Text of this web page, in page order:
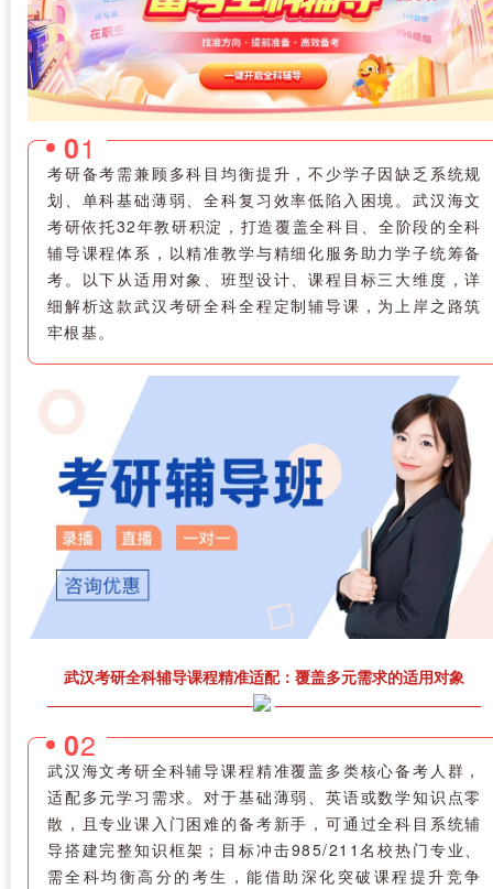
01
考研备考需兼顾多科目均衡提升，不少学子因缺乏系统规
划、单科基础薄弱、全科复习效率低陷入困境。武汉海文
考研依托32年教研积淀，打造覆盖全科目、全阶段的全科
辅导课程体系，以精准教学与精细化服务助力学子统筹备
考。以下从适用对象、班型设计、课程目标三大维度，详
细解析这款武汉考研全科全程定制辅导课，为上岸之路筑
牢根基。
武汉考研全科辅导课程精准适配：覆盖多元需求的适用对象
02
武汉海文考研全科辅导课程精准覆盖多类核心备考人群，
适配多元学习需求。对于基础薄弱、英语或数学知识点零
散，且专业课入门困难的备考新手，可通过全科目系统辅
导搭建完整知识框架；目标冲击985/211名校热门专业、
需全科均衡高分的考生，能借助深化突破课程提升竞争